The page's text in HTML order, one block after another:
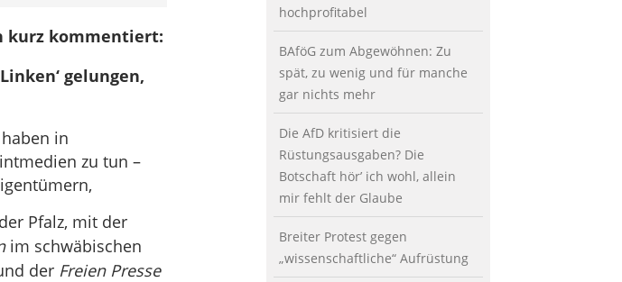
kurz kommentiert:
gelungen,
in
zu tun –
Pfalz, mit der
im schwäbischen
der Freien Presse
hochprofitabel
BAföG zum Abgewöhnen: Zu
spät, zu wenig und für manche
gar nichts mehr
Die AfD kritisiert die
Rüstungsausgaben? Die
Botschaft hör’ ich wohl, allein
mir fehlt der Glaube
Breiter Protest gegen
„wissenschaftliche“ Aufrüstung